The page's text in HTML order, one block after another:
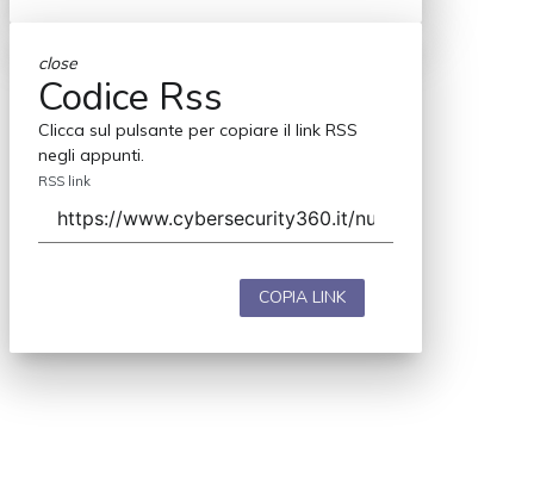
close
Codice Rss
Clicca sul pulsante per copiare il link RSS
negli appunti.
RSS link
COPIA LINK